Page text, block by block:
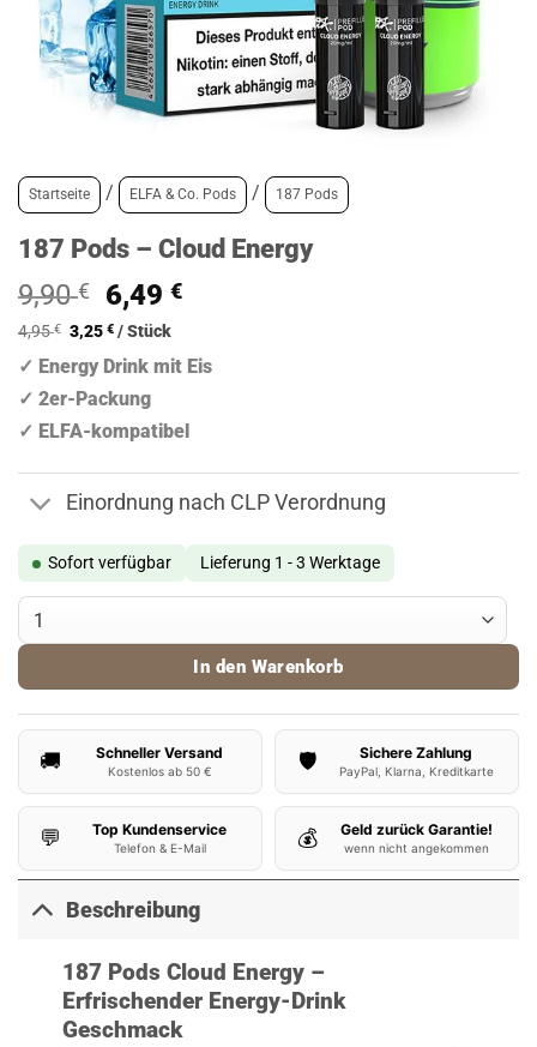
Startseite / ELFA & Co. Pods / 187 Pods
187 Pods – Cloud Energy
9,90€
Ursprünglicher
Preis
war:
9,90 €
6,49€Aktueller
ist:
6,49 €.
4,95€ 3,25€ /Stück
✓ Energy Drink mit Eis
✓ 2er-Packung
✓ ELFA-kompatibel
Einordnung nach CLP Verordnung
Sofort verfügbar Lieferung 1 - 3 Werktage
187 Pods - Cloud Energy Menge
In den Warenkorb
🚚 Schneller Versand
Kostenlos ab 50 € 🛡️ Sichere Zahlung
PayPal, Klarna, Kreditkarte
💬 Top Kundenservice
Telefon & E-Mail 💰 Geld zurück Garantie!
wenn nicht angekommen
Beschreibung
187 Pods Cloud Energy –
Erfrischender Energy-Drink
Geschmack